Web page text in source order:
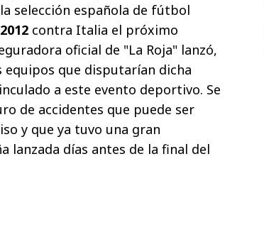
selección española de fútbol
contra Italia el próximo
oficial de "La Roja" lanzó,
equipos que disputarían dicha
a este evento deportivo. Se
de accidentes que puede ser
y que ya tuvo una gran
lanzada días antes de la final del